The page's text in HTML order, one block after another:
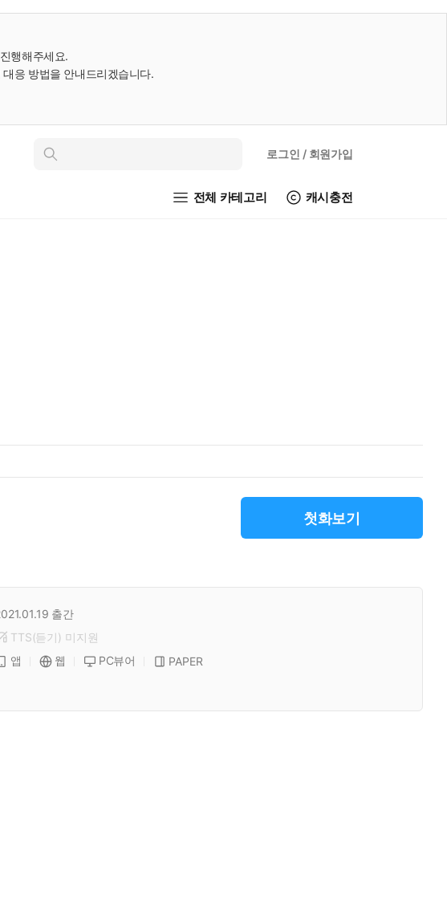
행해주세요.
응 방법을 안내드리겠습니다.
인
로그인 / 회원가입
전체 카테고리 캐시충전
첫화보기
출간
TTS(듣기) 미지원
앱 웹 PC뷰어 PAPER